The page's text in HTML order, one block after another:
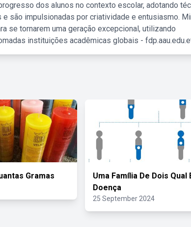
dos alunos no contexto escolar, adotando
são impulsionadas por criatividade e entusiasmo.
se tornarem uma geração excepcional, utilizando
instituições acadêmicas globais -
Gramas
Uma Família De Dois Qual
Doença
25 September 2024